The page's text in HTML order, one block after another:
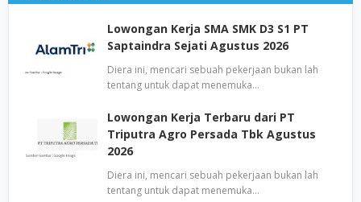
Lowongan Kerja SMA SMK D3 S1 PT
Saptaindra Sejati Agustus 2026
Diera ini, mencari sebuah pekerjaan bukan lah
tentang untuk dapat menemuka…
Lowongan Kerja Terbaru dari PT
Triputra Agro Persada Tbk Agustus
2026
Diera ini, mencari sebuah pekerjaan bukan lah
tentang untuk dapat menemuka…